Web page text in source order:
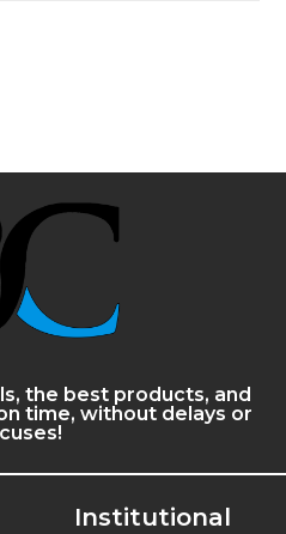
the best products, and
time, without delays or
Institutional